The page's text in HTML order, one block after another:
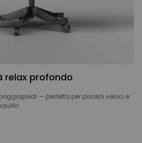
relax profondo
— perfetta per pisolini veloci e